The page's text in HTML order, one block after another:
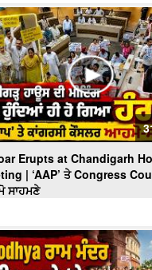
Erupts at Chandigarh
| ‘AAP’ ਤੇ Congress
ਸਾਹਮਣੇ